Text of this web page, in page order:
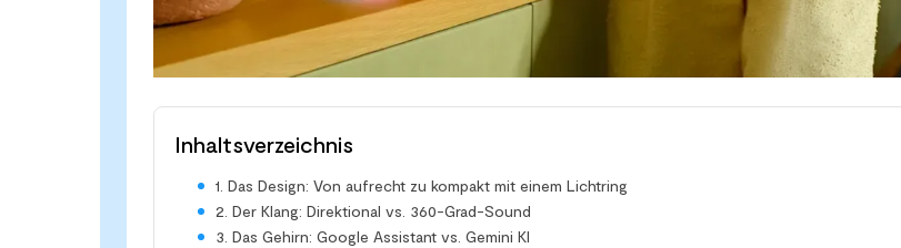
Inhaltsverzeichnis
1. Das Design: Von aufrecht zu kompakt mit einem Lichtring
2. Der Klang: Direktional vs. 360-Grad-Sound
3. Das Gehirn: Google Assistant vs. Gemini KI